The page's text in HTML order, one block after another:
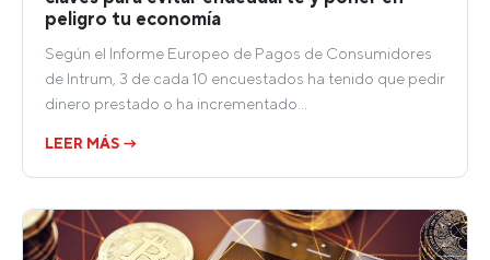
peligro tu economía
Según el Informe Europeo de Pagos de Consumidores
de Intrum, 3 de cada 10 encuestados ha tenido que pedir
dinero prestado o ha incrementado…
LEER MÁS →